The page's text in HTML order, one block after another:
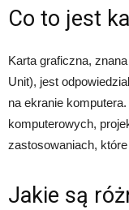
Co to jest
Karta graficzna,
Unit), jest
na ekranie
komputerowych,
zastosowaniach,
Jakie są